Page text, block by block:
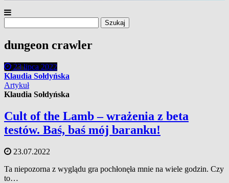
dungeon crawler
23 lipca 2022
Klaudia Sołdyńska
Artykuł
Klaudia Sołdyńska
Cult of the Lamb – wrażenia z beta
testów. Baś, baś mój baranku!
23.07.2022
Ta niepozorna z wyglądu gra pochłonęła mnie na wiele godzin. Czy
to…